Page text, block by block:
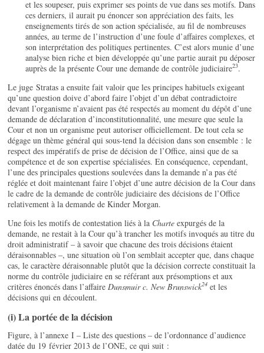
et les soupeser, puis exprimer ses points de vue dans ses motifs. Dans
ces derniers, il aurait pu énoncer son appréciation des faits, les
enseignements tirés de son action spécialisée, au fil de nombreuses
années, au terme de l’instruction d’une foule d’affaires complexes, et
son interprétation des politiques pertinentes. C’est alors munie d’une
analyse bien riche et bien développée qu’une partie aurait pu déposer
auprès de la présente Cour une demande de contrôle judiciaire23.
Le juge Stratas a ensuite fait valoir que les principes habituels exigeant
qu’une question doive d’abord faire l’objet d’un débat contradictoire
devant l’organisme n’avaient pas été respectés au moment du dépôt d’une
demande de déclaration d’inconstitutionnalité, une mesure que seule la
Cour et non un organisme peut autoriser officiellement. De tout cela se
dégage un thème général qui sous-tend la décision dans son ensemble : le
respect des impératifs de prise de décision de l’Office, ainsi que de sa
compétence et de son expertise spécialisées. En conséquence, cependant,
l’une des principales questions soulevées dans la demande n’a pas été
réglée et doit maintenant faire l’objet d’une autre décision de la Cour dans
le cadre de la demande de contrôle judiciaire des décisions de l’Office
relativement à la demande de Kinder Morgan.
Une fois les motifs de contestation liés à la Charteexpurgés de la
demande, ne restait à la Cour qu’à trancher les motifs invoqués au titre du
droit administratif – à savoir que chacune des trois décisions étaient
déraisonnables –, une situation où l’on semblait accepter que, dans chaque
cas, le caractère déraisonnable plutôt que la décision correcte constituait la
norme du contrôle judiciaire en se référant aux présomptions et aux
critères énoncés dans l’affaire Dunsmuir c. New Brunswick24 et les
décisions qui en découlent.
(i) La portée de la décision
Figure, à l’annexe I – Liste des questions – de l’ordonnance d’audience
datée du 19 février 2013 de l’ONE, ce qui suit :